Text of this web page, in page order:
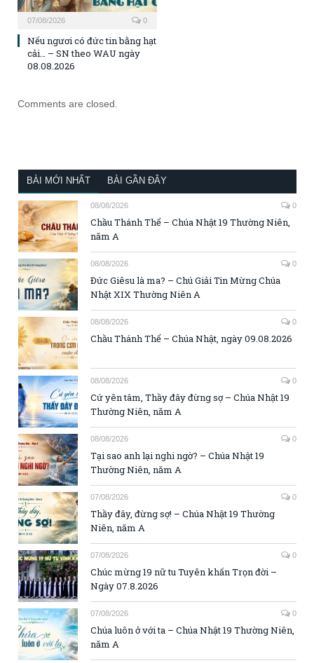
07/08/2026 0
Nếu ngươi có đức tin bằng hạt
cải… – SN theo WAU ngày
08.08.2026
Comments are closed.
BÀI MỚI NHẤT BÀI GẦN ĐÂY
08/08/2026 0
Chầu Thánh Thể – Chúa Nhật 19 Thường Niên,
năm A
08/08/2026 0
Đức Giêsu là ma? – Chú Giải Tin Mừng Chúa
Nhật XIX Thường Niên A
08/08/2026 0
Chầu Thánh Thể – Chúa Nhật, ngày 09.08.2026
08/08/2026 0
Cứ yên tâm, Thầy đây đừng sợ – Chúa Nhật 19
Thường Niên, năm A
08/08/2026 0
Tại sao anh lại nghi ngờ? – Chúa Nhật 19
Thường Niên, năm A
07/08/2026 0
Thầy đây, đừng sợ! – Chúa Nhật 19 Thường
Niên, năm A
07/08/2026 0
Chúc mừng 19 nữ tu Tuyên khấn Trọn đời –
Ngày 07.8.2026
07/08/2026 0
Chúa luôn ở với ta – Chúa Nhật 19 Thường Niên,
năm A